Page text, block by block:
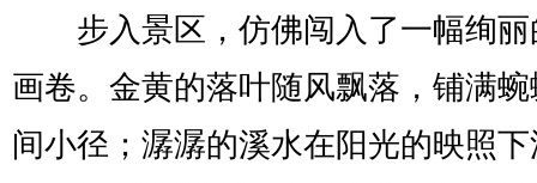
步入景区，仿佛闯入了一幅绚丽
画卷。金黄的落叶随风飘落，铺满
间小径；潺潺的溪水在阳光的映照